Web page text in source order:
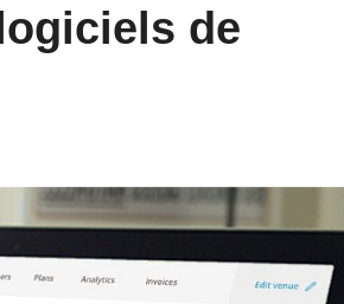
de